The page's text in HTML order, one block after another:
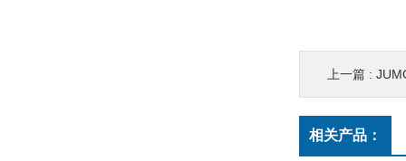
上一篇 :
相关产品：